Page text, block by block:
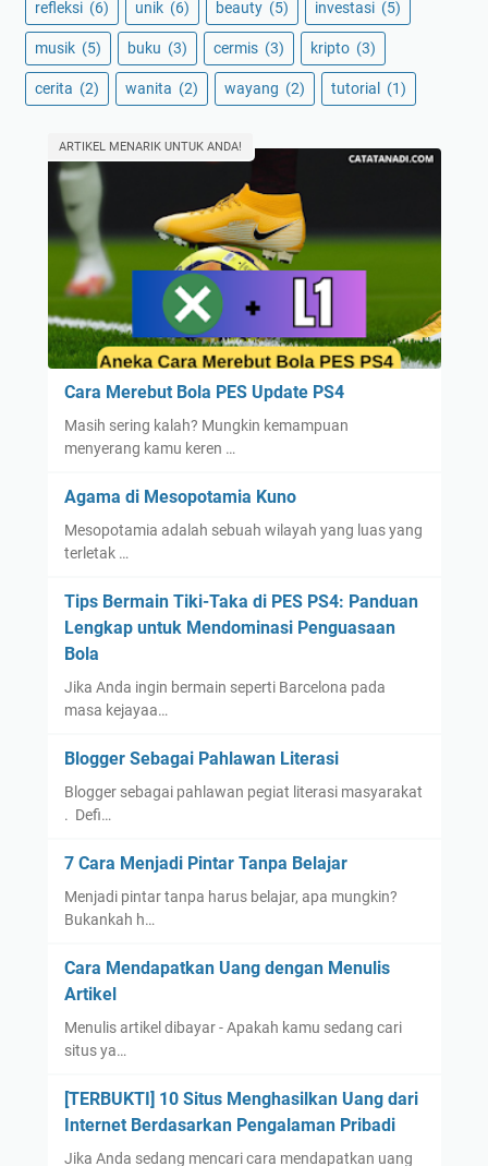
refleksi (6) unik (6) beauty (5) investasi (5)
musik (5) buku (3) cermis (3) kripto (3)
cerita (2) wanita (2) wayang (2) tutorial (1)
ARTIKEL MENARIK UNTUK ANDA!
Cara Merebut Bola PES Update PS4
Masih sering kalah? Mungkin kemampuan
menyerang kamu keren …
Agama di Mesopotamia Kuno
Mesopotamia adalah sebuah wilayah yang luas yang
terletak …
Tips Bermain Tiki-Taka di PES PS4: Panduan
Lengkap untuk Mendominasi Penguasaan
Bola
Jika Anda ingin bermain seperti Barcelona pada
masa kejayaa…
Blogger Sebagai Pahlawan Literasi
Blogger sebagai pahlawan pegiat literasi masyarakat
. Defi…
7 Cara Menjadi Pintar Tanpa Belajar
Menjadi pintar tanpa harus belajar, apa mungkin?
Bukankah h…
Cara Mendapatkan Uang dengan Menulis
Artikel
Menulis artikel dibayar - Apakah kamu sedang cari
situs ya…
[TERBUKTI] 10 Situs Menghasilkan Uang dari
Internet Berdasarkan Pengalaman Pribadi
Jika Anda sedang mencari cara mendapatkan uang